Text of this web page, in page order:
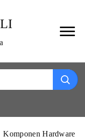
Komponen Hardware